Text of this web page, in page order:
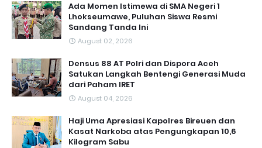
Ada Momen Istimewa di SMA Negeri 1
Lhokseumawe, Puluhan Siswa Resmi
Sandang Tanda Ini
August 02, 2026
Densus 88 AT Polri dan Dispora Aceh
Satukan Langkah Bentengi Generasi Muda
dari Paham IRET
August 04, 2026
Haji Uma Apresiasi Kapolres Bireuen dan
Kasat Narkoba atas Pengungkapan 10,6
Kilogram Sabu